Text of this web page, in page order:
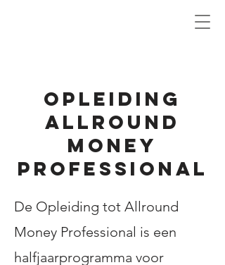
Opleiding
Allround
money
professional
De Opleiding tot Allround
Money Professional is een
halfjaarprogramma voor